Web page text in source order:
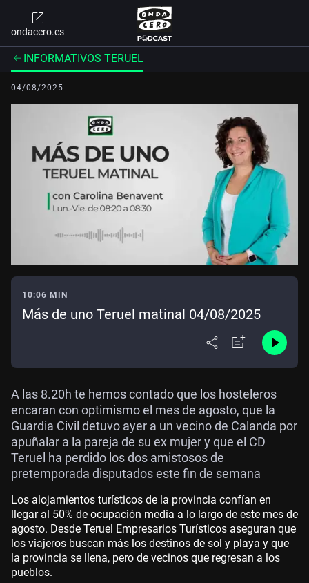
ondacero.es
INFORMATIVOS TERUEL
04/08/2025
10:06 MIN
Más de uno Teruel matinal 04/08/2025
A las 8.20h te hemos contado que los hosteleros
encaran con optimismo el mes de agosto, que la
Guardia Civil detuvo ayer a un vecino de Calanda por
apuñalar a la pareja de su ex mujer y que el CD
Teruel ha perdido los dos amistosos de
pretemporada disputados este fin de semana
Los alojamientos turísticos de la provincia confían en
llegar al 50% de ocupación media a lo largo de este mes de
agosto. Desde Teruel Empresarios Turísticos aseguran que
los viajeros buscan más los destinos de sol y playa y que
la provincia se llena, pero de vecinos que regresan a los
pueblos.